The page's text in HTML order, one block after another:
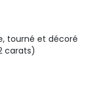
tourné et décoré
carats)